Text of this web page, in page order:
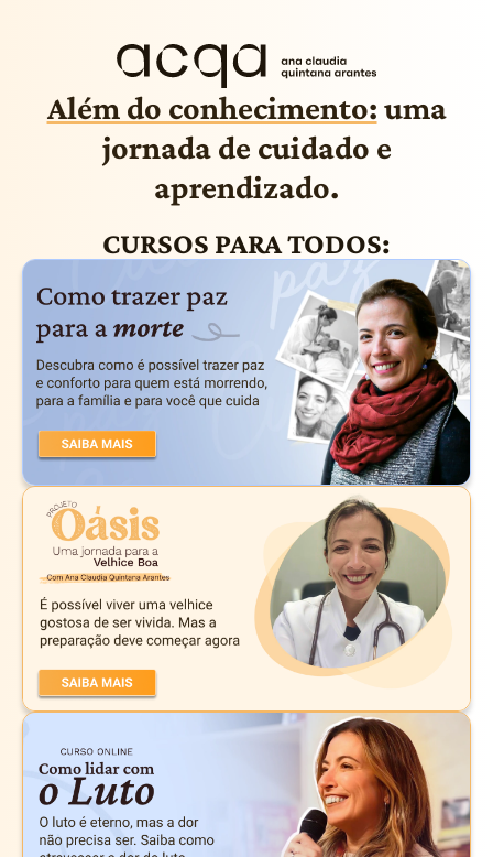
Além do conhecimento: uma
jornada de cuidado e
aprendizado.
CURSOS PARA TODOS: